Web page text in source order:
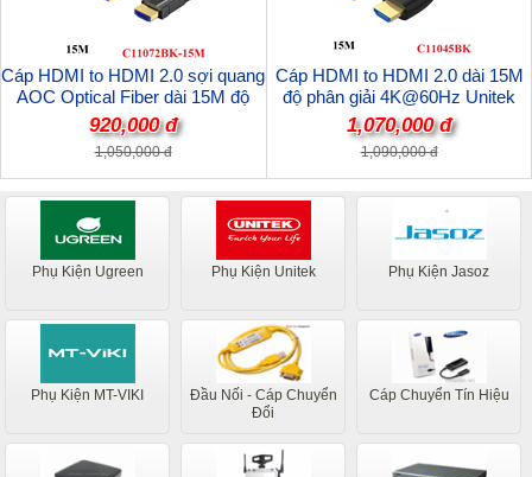
Cáp HDMI to HDMI 2.0 sợi quang
AOC Optical Fiber dài 15M độ
phân giải 4K@60Hz Unitek
C11072BK-15M cao cấp
920,000 đ
1,050,000 đ
Cáp HDMI to HDMI 2.0 dài 15M
độ phân giải 4K@60Hz Unitek
C11045BK cao cấp
1,070,000 đ
1,090,000 đ
Phụ Kiện Ugreen Phụ Kiện Unitek Phụ Kiện Jasoz
Phụ Kiện MT-VIKI
Đầu Nối - Cáp Chuyển
Đổi
Cáp Chuyển Tín Hiệu